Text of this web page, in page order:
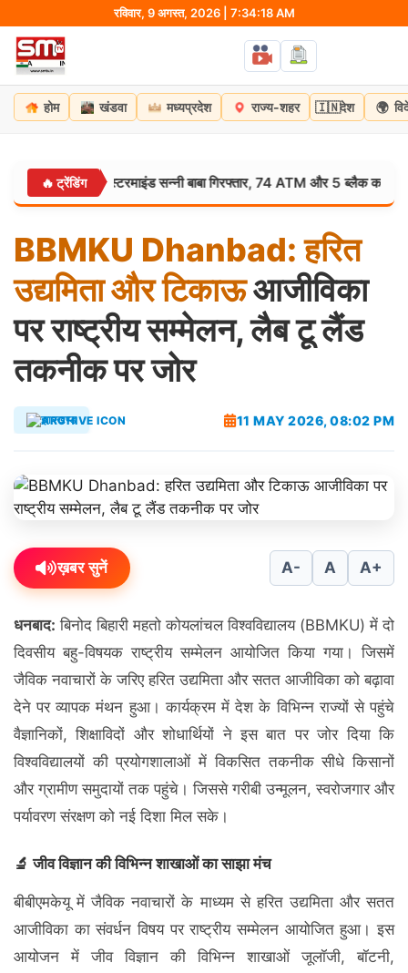
content
रविवार, 9 अगस्त, 2026 | 7:34:19 AM
होम खंडवा मध्यप्रदेश राज्य-शहर 🇮🇳देश 🌍
🔥 ट्रेंडिंग
मास्टरमाइंड सन्नी बाबा गिरफ्तार, 74 ATM और 5 ब्लैक कार्ड बरामद
BBMKU Dhanbad: हरित
उद्यमिताऔरटिकाऊआजीविका
पर राष्ट्रीय सम्मेलन, लैब टू लैंड
तकनीक पर जोर
झारखण्ड 11 MAY 2026, 08:02 PM
ख़बर सुनें A- A A+
धनबाद: बिनोद बिहारी महतो कोयलांचल विश्वविद्यालय (BBMKU) में दो
दिवसीय बहु-विषयक राष्ट्रीय सम्मेलन आयोजित किया गया। जिसमें
जैविक नवाचारों के जरिए हरित उद्यमिता और सतत आजीविका को बढ़ावा
देने पर व्यापक मंथन हुआ। कार्यक्रम में देश के विभिन्न राज्यों से पहुंचे
वैज्ञानिकों, शिक्षाविदों और शोधार्थियों ने इस बात पर जोर दिया कि
विश्वविद्यालयों की प्रयोगशालाओं में विकसित तकनीक सीधे किसानों
और ग्रामीण समुदायों तक पहुंचे। जिससे गरीबी उन्मूलन, स्वरोजगार और
पर्यावरण संरक्षण को नई दिशा मिल सके।
🔬 जीव विज्ञान की विभिन्न शाखाओं का साझा मंच
बीबीएमकेयू में जैविक नवाचारों के माध्यम से हरित उद्यमिता और सतत
आजीविका का संवर्धन विषय पर राष्ट्रीय सम्मेलन आयोजित हुआ। इस
आयोजन में जीव विज्ञान की विभिन्न शाखाओं जूलॉजी, बॉटनी,